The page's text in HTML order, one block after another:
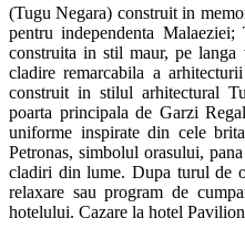
(Tugu Negara) construit in
pentru independenta
construita in stil maur, pe
cladire remarcabila a
construit in stilul arhitectural
poarta principala de Garzi
uniforme inspirate din cele
Petronas, simbolul orasului,
cladiri din lume. Dupa turul de
relaxare sau program de
hotelului. Cazare la hotel